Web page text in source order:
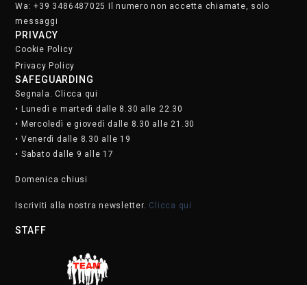
Wa: +39 3486487025 Il numero non accetta chiamate, solo
messaggi
PRIVACY
Cookie Policy
Privacy Policy
SAFEGUARDING
Segnala. Clicca qui
• Lunedì e martedì dalle 8.30 alle 22.30
• Mercoledì e giovedì dalle 8.30 alle 21.30
• Venerdì dalle 8.30 alle 19
• Sabato dalle 9 alle 17
Domenica chiusi
Iscriviti alla nostra newsletter. Clicca qui
STAFF